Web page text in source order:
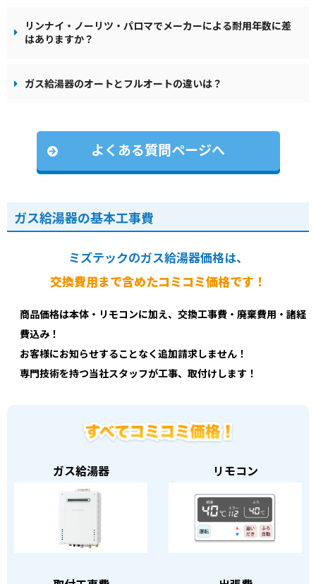
リンナイ・ノーリツ・パロマでメーカーによる耐用年数に差
はありますか？
ガス給湯器のオートとフルオートの違いは？
よくある質問ページへ
ガス給湯器の基本工事費
ミズテックのガス給湯器価格は、
交換費用まで含めたコミコミ価格です！
商品価格は本体・リモコンに加え、交換工事費・廃棄費用・諸経
費込み！
お客様にお知らせすることなく追加請求しません！
専門技術を持つ当社スタッフが工事、取付けします！
ガス給湯器 リモコン